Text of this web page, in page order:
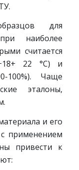
для
наиболее
считается
22 °C) и
100%). Чаще
эталоны,
и его
применением
привести к